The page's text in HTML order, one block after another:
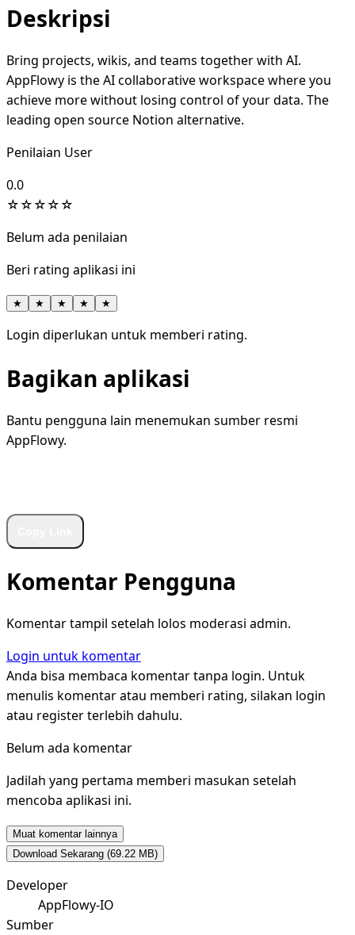
Deskripsi
Bring projects, wikis, and teams together with AI.
AppFlowy is the AI collaborative workspace where you
achieve more without losing control of your data. The
leading open source Notion alternative.
Penilaian User
0.0
☆☆☆☆☆
Belum ada penilaian
Beri rating aplikasi ini
★ ★ ★ ★ ★
Login diperlukan untuk memberi rating.
Bagikan aplikasi
Bantu pengguna lain menemukan sumber resmi
AppFlowy.
Komentar Pengguna
Komentar tampil setelah lolos moderasi admin.
Login untuk komentar
Anda bisa membaca komentar tanpa login. Untuk
menulis komentar atau memberi rating, silakan login
atau register terlebih dahulu.
Belum ada komentar
Jadilah yang pertama memberi masukan setelah
mencoba aplikasi ini.
Muat komentar lainnya
Download Sekarang (69.22 MB)
Developer
AppFlowy-IO
Sumber